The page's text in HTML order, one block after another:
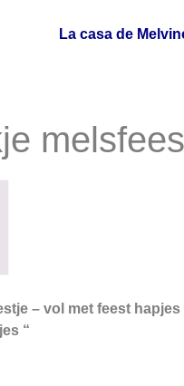
La casa de
– vol met feest
“